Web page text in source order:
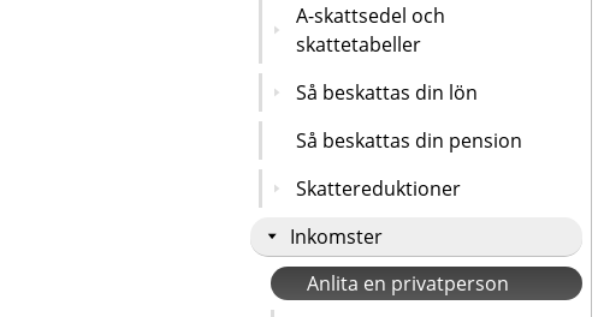
A-skattsedel och
skattetabeller
Så beskattas din lön
Så beskattas din pension
Skattereduktioner
Inkomster
Anlita en privatperson